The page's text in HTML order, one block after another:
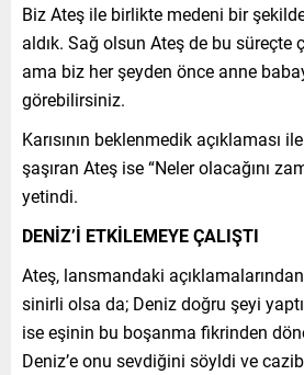
Biz Ateş ile birlikte medeni bir
aldık. Sağ olsun Ateş de bu süreçte
ama biz her şeyden önce anne
görebilirsiniz.
Karısının beklenmedik açıklaması
şaşıran Ateş ise “Neler olacağını
yetindi.
DENİZ’İ ETKİLEMEYE ÇALIŞTI
Ateş, lansmandaki
sinirli olsa da; Deniz doğru şeyi
ise eşinin bu boşanma fikrinden
Deniz’e onu sevdiğini söyldi ve